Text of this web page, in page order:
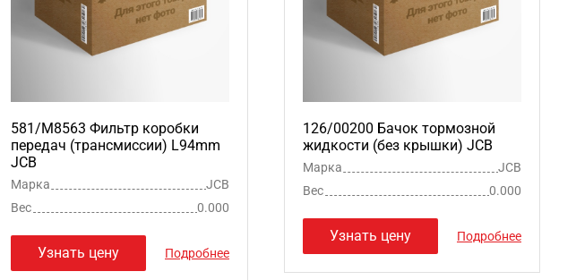
581/M8563 Фильтр коробки
передач (трансмиссии) L94mm
JCB
Марка
JCB
Вес
0.000
Узнать цену Подробнее
126/00200 Бачок тормозной
жидкости (без крышки) JCB
Марка
JCB
Вес
0.000
Узнать цену Подробнее